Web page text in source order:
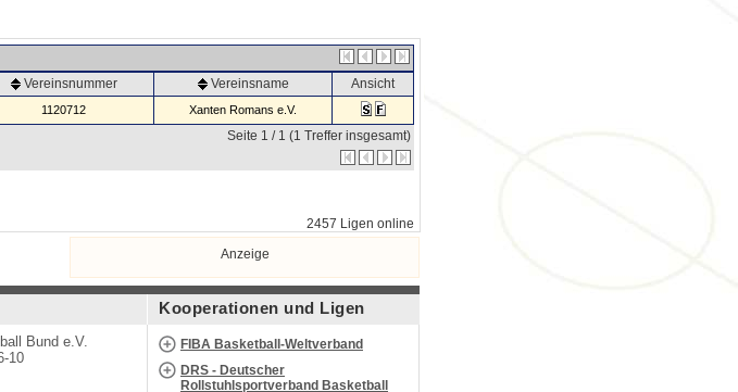
Vereinsnummer Vereinsname Ansicht
1120712 Xanten Romans e.V.
Seite 1 / 1 (1 Treffer insgesamt)
2457 Ligen online
Anzeige
Bund e.V.
10
Kooperationen und Ligen
FIBA Basketball-Weltverband
DRS - Deutscher
Rollstuhlsportverband Basketball